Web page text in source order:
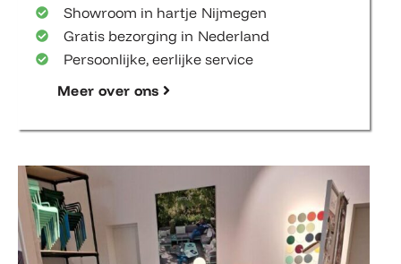
Showroom in hartje Nijmegen
Gratis bezorging in Nederland
Persoonlijke, eerlijke service
Meer over ons